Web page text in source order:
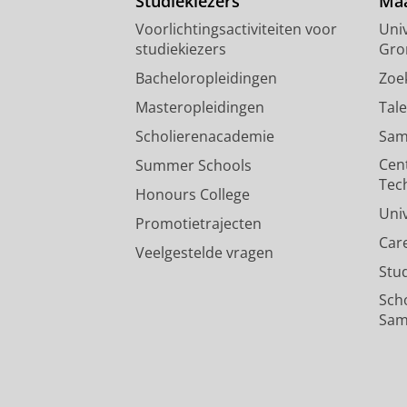
Voorlichtingsactiviteiten voor
studiekiezers
Bacheloropleidingen
Masteropleidingen
Scholierenacademie
Summer Schools
Honours College
Promotietrajecten
Veelgestelde vragen